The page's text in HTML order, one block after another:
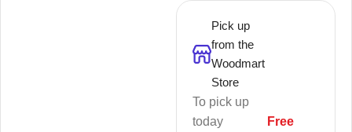
Pick up
from the
Woodmart
Store
To pick up
today
Free